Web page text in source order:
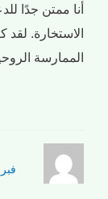
الاستخارة.
الممارسة
فبراير 26,